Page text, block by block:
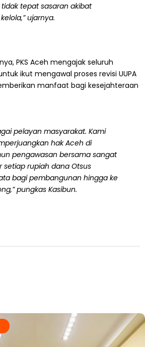
tepat sasaran akibat
ujarnya.
PKS Aceh mengajak seluruh
ikut mengawal proses revisi UUPA
manfaat bagi kesejahteraan
pelayan masyarakat. Kami
hak Aceh di
pengawasan bersama sangat
setiap rupiah dana Otsus
bagi pembangunan hingga ke
pungkas Kasibun.